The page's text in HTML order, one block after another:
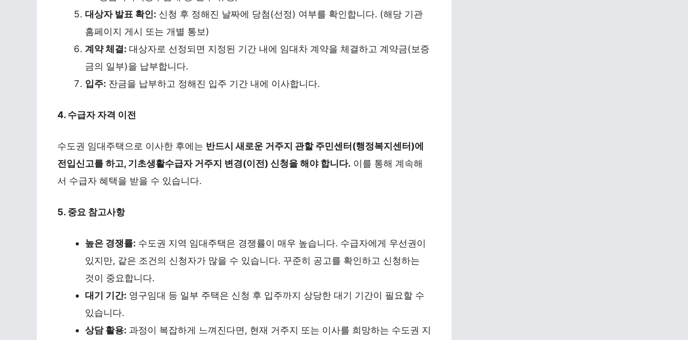
대상자 발표 확인: 신청 후 정해진 날짜에 당첨(선정) 여부를 확인합니다. (해당 기관
홈페이지 게시 또는 개별 통보)
계약 체결: 대상자로 선정되면 지정된 기간 내에 임대차 계약을 체결하고 계약금(보증
금의 일부)을 납부합니다.
입주: 잔금을 납부하고 정해진 입주 기간 내에 이사합니다.
4. 수급자 자격 이전
수도권 임대주택으로 이사한 후에는 반드시 새로운 거주지 관할 주민센터(행정복지센터)에
전입신고를 하고, 기초생활수급자 거주지 변경(이전) 신청을 해야 합니다. 이를 통해 계속해
서 수급자 혜택을 받을 수 있습니다.
5. 중요 참고사항
높은 경쟁률: 수도권 지역 임대주택은 경쟁률이 매우 높습니다. 수급자에게 우선권이
있지만, 같은 조건의 신청자가 많을 수 있습니다. 꾸준히 공고를 확인하고 신청하는
것이 중요합니다.
대기 기간: 영구임대 등 일부 주택은 신청 후 입주까지 상당한 대기 기간이 필요할 수
있습니다.
상담 활용: 과정이 복잡하게 느껴진다면, 현재 거주지 또는 이사를 희망하는 수도권 지